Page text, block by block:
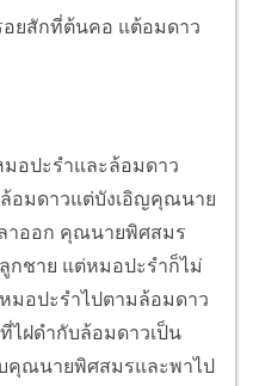
อยสักที่ต้นคอ แต้อมดาว
ะรำและล้อมดาว
อมดาวแต่บังเอิญคุณนาย
าออก คุณนายพิศสมร
กชาย แต่หมอปะรำก็ไม่
มอปะรำไปตามล้อมดาว
ไฝดำกับล้อมดาวเป็น
คุณนายพิศสมรและพาไป